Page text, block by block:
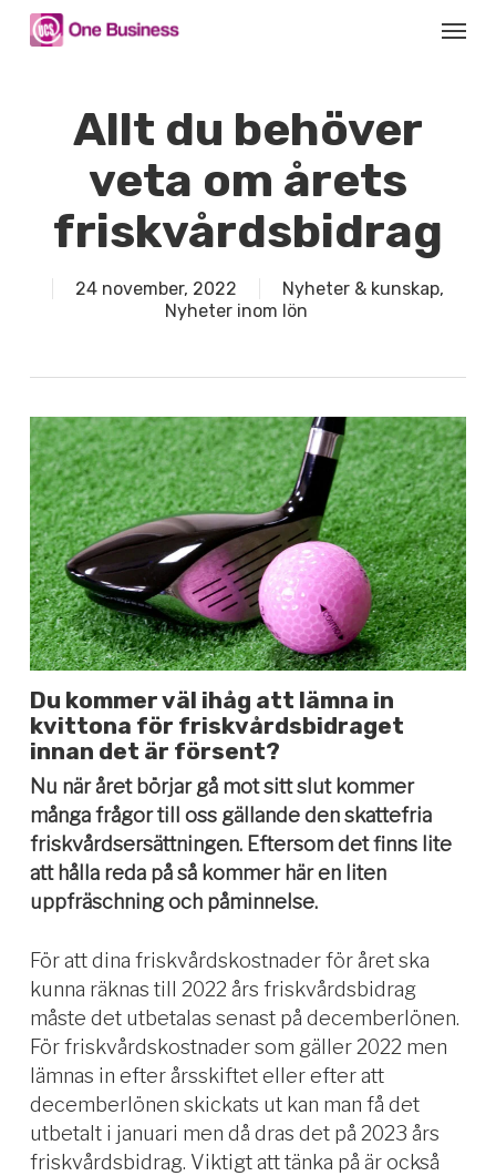
Menu
Allt du behöver
veta om årets
friskvårdsbidrag
24 november, 2022 Nyheter & kunskap,
Nyheter inom lön
Du kommer väl ihåg att lämna in
kvittona för friskvårdsbidraget
innan det är försent?
Nu när året börjar gå mot sitt slut kommer
många frågor till oss gällande den skattefria
friskvårdsersättningen. Eftersom det finns lite
att hålla reda på så kommerhären liten
uppfräschning och påminnelse.
För attdina friskvårdskostnader för åretska
kunna räknas till 2022 års friskvårdsbidrag
måste det utbetalas senast på decemberlönen.
För friskvårdskostnader som gäller 2022 men
lämnas in efter årsskiftet eller efter att
decemberlönen skickats ut kan man få det
utbetalt i januari men då dras det på 2023 års
friskvårdsbidrag. Viktigt att tänka på är också